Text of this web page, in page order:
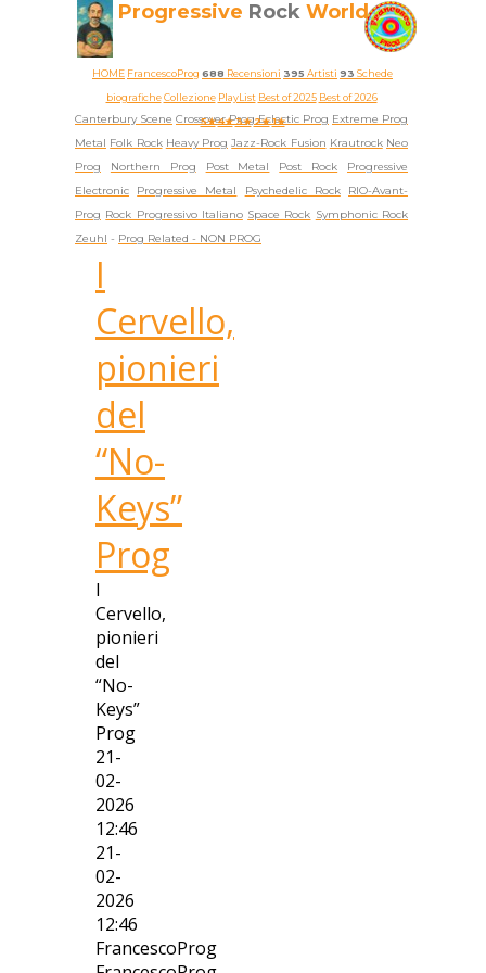
Progressive RockWorld
HOME FrancescoProg 688 Recensioni 395 Artisti 93 Schede
biografiche Collezione PlayList Best of 2025 Best of 2026
5★4★3★2★ 1★
Canterbury Scene Crossover Prog Eclectic Prog Extreme Prog
Metal Folk Rock Heavy Prog Jazz-Rock Fusion Krautrock Neo
Prog
Northern Prog Post Metal Post Rock
Progressive
Electronic
Progressive Metal Psychedelic Rock
RIO-Avant-
Prog Rock Progressivo Italiano Space Rock Symphonic Rock
Zeuhl - Prog Related - NON PROG
I
Cervello,
pionieri
del
“No-
Keys”
Prog
I
Cervello,
pionieri
del
“No-
Keys”
Prog
21-
02-
2026
12:46
21-
02-
2026
12:46
FrancescoProg